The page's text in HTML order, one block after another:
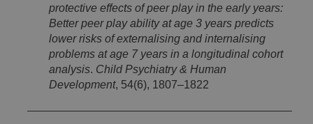
protective effects of peer play in the early years:
Better peer play ability at age 3 years predicts
lower risks of externalising and internalising
problems at age 7 years in a longitudinal cohort
analysis. Child Psychiatry & Human
Development, 54(6), 1807–1822